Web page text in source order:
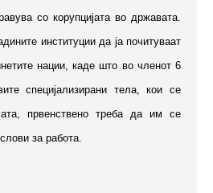
со корупцијата во државата.
институции да ја почитуваат
нации, каде што во членот 6
специјализирани тела, кои се
првенствено треба да им се
за работа.